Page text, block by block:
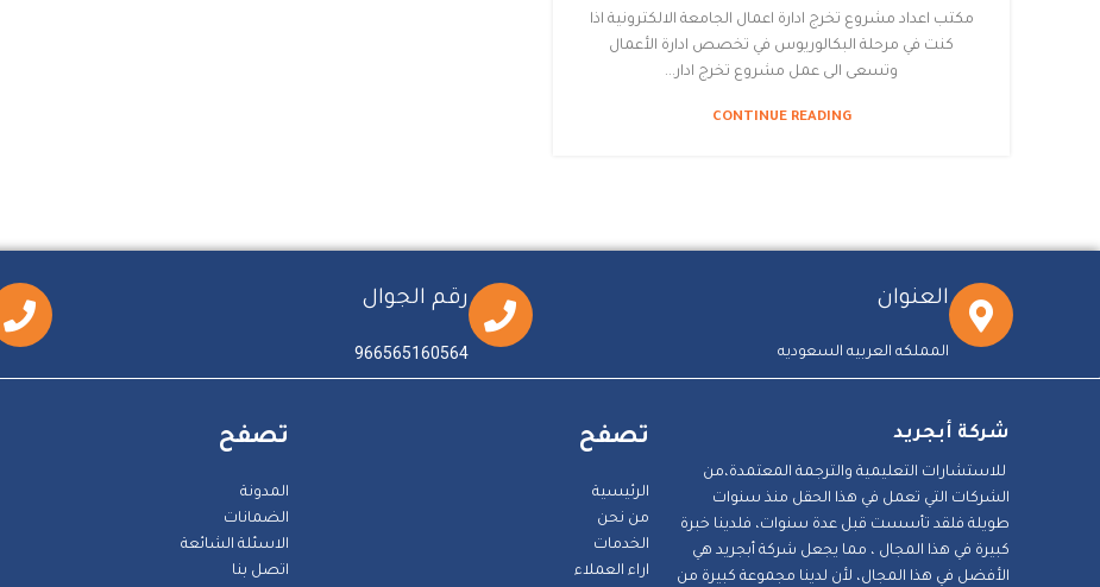
مكتب اعداد مشروع تخرج ادارة اعمال الجامعة الالكترونية اذا
كنت في مرحلة البكالوريوس في تخصص ادارة الأعمال
وتسعى الى عمل مشروع تخرج ادار...
CONTINUE READING
العنوان
المملكه العربيه السعوديه
رقم الجوال
966565160564
شركة أبجريد
للاستشارات التعليمية والترجمة المعتمدة،من
الشركات التي تعمل في هذا الحقل منذ سنوات
طويلة فلقد تأسست قبل عدة سنوات، فلدينا خبرة
كبيرة في هذا المجال ، مما يجعل شركة أبجريد هي
الأفضل في هذا المجال، لأن لدينا مجموعة كبيرة من
تصفح
الرئيسية
من نحن
الخدمات
اراء العملاء
تصفح
المدونة
الضمانات
الاسئلة الشائعة
اتصل بنا